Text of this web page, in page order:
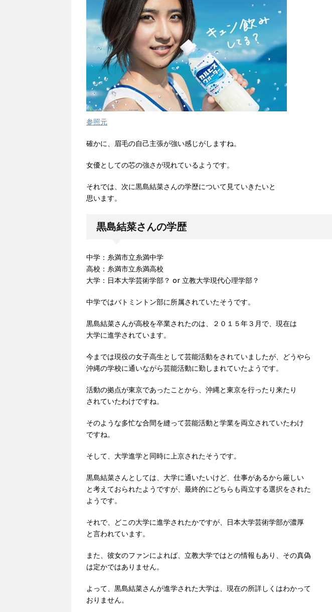
参照元
確かに、眉毛の自己主張が強い感じがしますね。
女優としての芯の強さが現れているようです。
それでは、次に黒島結菜さんの学歴について見ていきたいと
思います。
黒島結菜さんの学歴
中学：糸満市立糸満中学
高校：糸満市立糸満高校
大学：日本大学芸術学部？ or 立教大学現代心理学部？
中学ではバトミントン部に所属されていたそうです。
黒島結菜さんが高校を卒業されたのは、２０１５年３月で、現在は
大学に進学されています。
今までは現役の女子高生として芸能活動をされていましたが、どうやら
沖縄の学校に通いながら芸能活動に勤しまれていたようです。
活動の拠点が東京であったことから、沖縄と東京を行ったり来たり
されていたわけですね。
そのような多忙な合間を縫って芸能活動と学業を両立されていたわけ
ですね。
そして、大学進学と同時に上京されたそうです。
黒島結菜さんとしては、大学に通いたいけど、仕事があるから厳しい
と考えておられたようですが、最終的にどちらも両立する選択をされた
ようです。
それで、どこの大学に進学されたかですが、日本大学芸術学部が濃厚
と言われています。
また、彼女のファンによれば、立教大学ではとの情報もあり、その真偽
は定かではありません。
よって、黒島結菜さんが進学された大学は、現在の所詳しくはわかって
おりません。